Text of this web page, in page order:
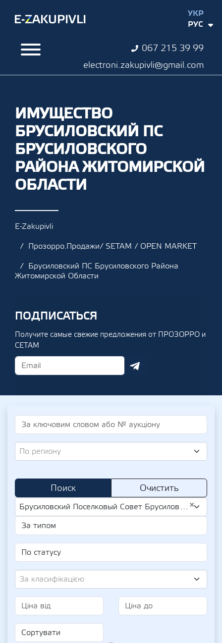
067 215 39 99
electroni.zakupivli@gmail.com
УКР
РУС
ИМУЩЕСТВО
БРУСИЛОВСКИЙ ПС
БРУСИЛОВСКОГО
РАЙОНА ЖИТОМИРСКОЙ
ОБЛАСТИ
E-Zakupivli
Прозорро.Продажи/ SETAM / OPEN MARKET
Брусиловский ПС Брусиловского Района
Житомирской Области
ПОДПИСАТЬСЯ
Получите самые свежие предложения от ПРОЗОРРО и
СЕТАМ
По региону
Поиск Очистить
×
Брусиловский Поселковый Совет Брусиловского Района Житомирской Области (UA-EDR 04348504)
За класифікацією